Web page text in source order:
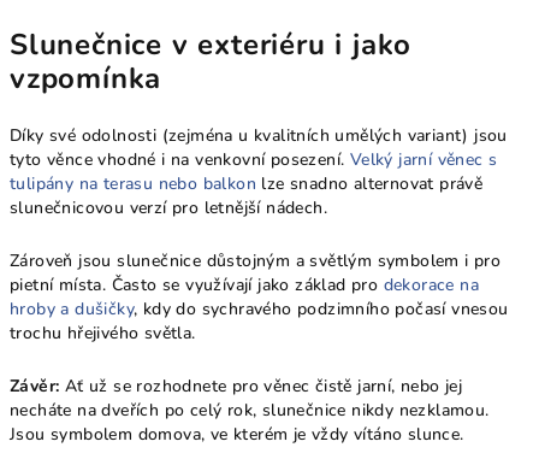
Slunečnice v exteriéru i jako
vzpomínka
Díky své odolnosti (zejména u kvalitních umělých variant) jsou
tyto věnce vhodné i na venkovní posezení. Velký jarní věnec s
tulipány na terasu nebo balkon lze snadno alternovat právě
slunečnicovou verzí pro letnější nádech.
Zároveň jsou slunečnice důstojným a světlým symbolem i pro
pietní místa. Často se využívají jako základ pro dekorace na
hroby a dušičky, kdy do sychravého podzimního počasí vnesou
trochu hřejivého světla.
Závěr: Ať už se rozhodnete pro věnec čistě jarní, nebo jej
necháte na dveřích po celý rok, slunečnice nikdy nezklamou.
Jsou symbolem domova, ve kterém je vždy vítáno slunce.